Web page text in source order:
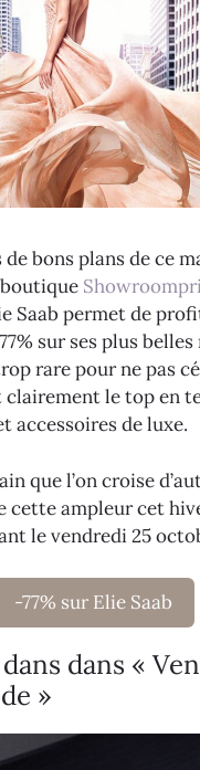
bons plans de ce
Saab permet de
sur ses plus belles
rare pour ne pas
clairement le top en
accessoires de luxe.
que l’on croise
cette ampleur cet
le vendredi 25
-77% sur Elie Saab
dans «
»